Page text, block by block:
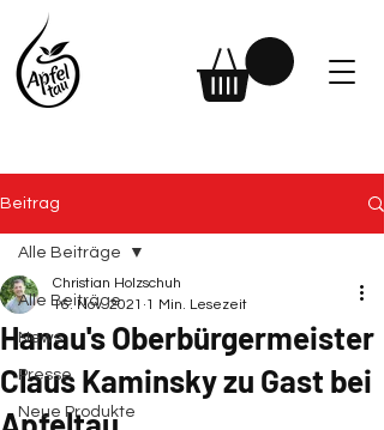
Beitrag
Alle Beiträge
News
Presse
Neue Produkte
Alle Beiträge
Hanau's Oberbürgermeister
Claus Kaminsky zu Gast bei
Christian Holzschuh
16. Nov. 2021
1 Min. Lesezeit